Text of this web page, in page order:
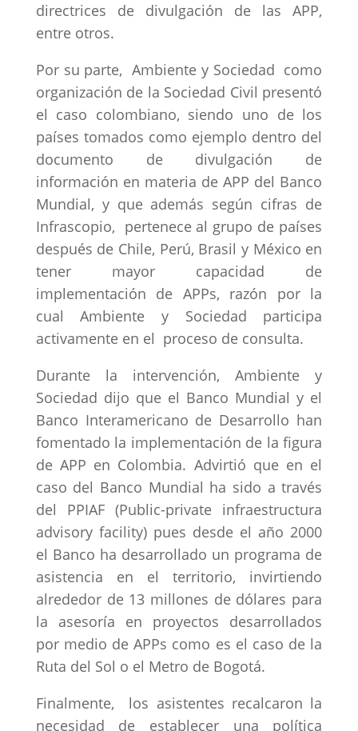
directrices de divulgación de las APP,
entre otros.
Por su parte, Ambiente y Sociedad como
organización de la Sociedad Civil presentó
el caso colombiano, siendo uno de los
países tomados como ejemplo dentro del
documento de divulgación de
información en materia de APP del Banco
Mundial, y que además según cifras de
Infrascopio, pertenece al grupo de países
después de Chile, Perú, Brasil y México en
tener mayor capacidad de
implementación de APPs, razón por la
cual Ambiente y Sociedad participa
activamente en el proceso de consulta.
Durante la intervención, Ambiente y
Sociedad dijo que el Banco Mundial y el
Banco Interamericano de Desarrollo han
fomentado la implementación de la figura
de APP en Colombia. Advirtió que en el
caso del Banco Mundial ha sido a través
del PPIAF (Public-private infraestructura
advisory facility) pues desde el año 2000
el Banco ha desarrollado un programa de
asistencia en el territorio, invirtiendo
alrededor de 13 millones de dólares para
la asesoría en proyectos desarrollados
por medio de APPs como es el caso de la
Ruta del Sol o el Metro de Bogotá.
Finalmente, los asistentes recalcaron la
necesidad de establecer una política